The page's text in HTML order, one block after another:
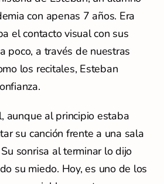
con apenas 7 años. Era
el contacto visual con sus
poco, a través de nuestras
los recitales, Esteban
aunque al principio estaba
su canción frente a una sala
sonrisa al terminar lo dijo
su miedo. Hoy, es uno de los